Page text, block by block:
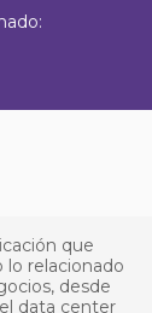
que
lo relacionado
desde
data center